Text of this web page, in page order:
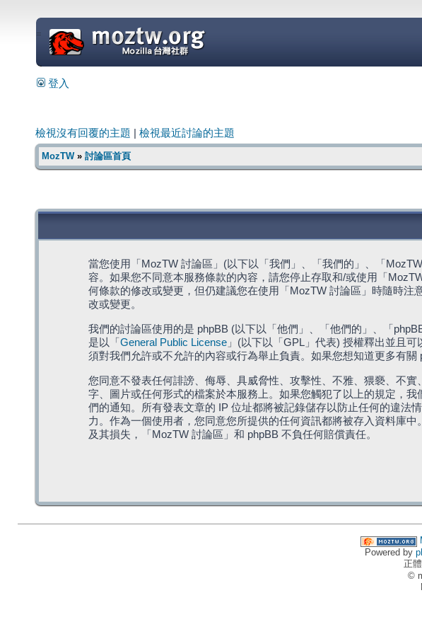
=
登入
檢視沒有回覆的主題 檢視最近討論的主題
MozTW» 討論區首頁
當您使用「MozTW 討論區」(以下以「我們」、「我們的」、「
容。如果您不同意本服務條款的內容，請您停止存取和/或使用「
何條款的修改或變更，但仍建議您在使用「MozTW 討論區」時隨時
改或變更。
我們的討論區使用的是 phpBB (以下以「他們」、「他們的」、「
是以「 General Public License」(以下以「GPL」代表) 授權釋出並且可
須對我們允許或不允許的內容或行為舉止負責。如果您想知道更多有關
您同意不發表任何誹謗、侮辱、具威脅性、攻擊性、不雅、猥褻、不
字、圖片或任何形式的檔案於本服務上。如果您觸犯了以上的規定，
們的通知。所有發表文章的 IP 位址都將被記錄儲存以防止任何的違法
力。作為一個使用者，您同意您所提供的任何資訊都將被存入資料庫
及其損失，「MozTW 討論區」和 phpBB 不負任何賠償責任。
Powered by
正
©